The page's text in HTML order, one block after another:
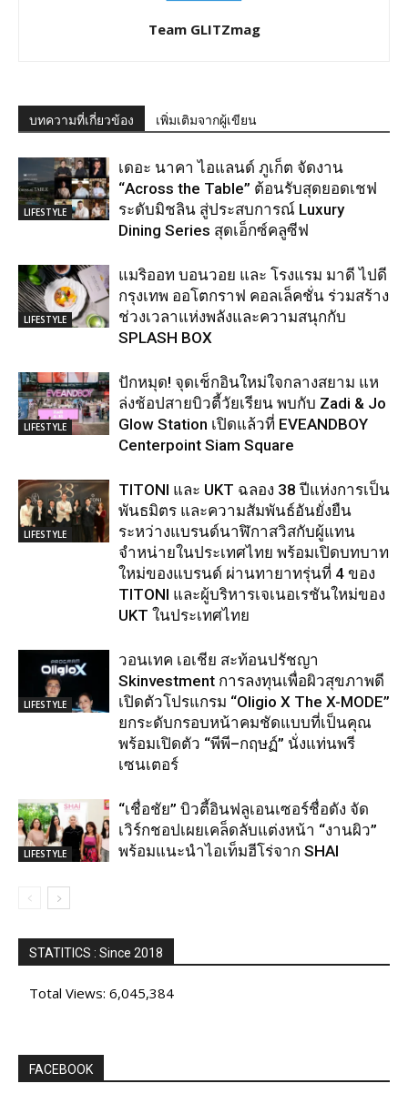
Team GLITZmag
บทความที่เกี่ยวข้อง เพิ่มเติมจากผู้เขียน
LIFESTYLE
เดอะ นาคา ไอแลนด์ ภูเก็ต จัดงาน
“Across the Table” ต้อนรับสุดยอดเชฟ
ระดับมิชลิน สู่ประสบการณ์ Luxury
Dining Series สุดเอ็กซ์คลูซีฟ
LIFESTYLE
แมริออท บอนวอย และ โรงแรม มาดี ไปดี
กรุงเทพ ออโตกราฟ คอลเล็คชั่น ร่วมสร้าง
ช่วงเวลาแห่งพลังและความสนุกกับ
SPLASH BOX
LIFESTYLE
ปักหมุด! จุดเช็กอินใหม่ใจกลางสยาม แห
ล่งช้อปสายบิวตี้วัยเรียน พบกับ Zadi & Jo
Glow Station เปิดแล้วที่ EVEANDBOY
Centerpoint Siam Square
LIFESTYLE
TITONI และ UKT ฉลอง 38 ปีแห่งการเป็น
พันธมิตร และความสัมพันธ์อันยั่งยืน
ระหว่างแบรนด์นาฬิกาสวิสกับผู้แทน
จำหน่ายในประเทศไทย พร้อมเปิดบทบาท
ใหม่ของแบรนด์ ผ่านทายาทรุ่นที่ 4 ของ
TITONI และผู้บริหารเจเนอเรชันใหม่ของ
UKT ในประเทศไทย
LIFESTYLE
วอนเทค เอเชีย สะท้อนปรัชญา
Skinvestment การลงทุนเพื่อผิวสุขภาพดี
เปิดตัวโปรแกรม “Oligio X The X-MODE”
ยกระดับกรอบหน้าคมชัดแบบที่เป็นคุณ
พร้อมเปิดตัว “พีพี–กฤษฏ์” นั่งแท่นพรี
เซนเตอร์
LIFESTYLE
“เชื่อชัย” บิวตี้อินฟลูเอนเซอร์ชื่อดัง จัด
เวิร์กชอปเผยเคล็ดลับแต่งหน้า “งานผิว”
พร้อมแนะนำไอเท็มฮีโร่จาก SHAI
STATITICS : Since 2018
Total Views: 6,045,384
FACEBOOK